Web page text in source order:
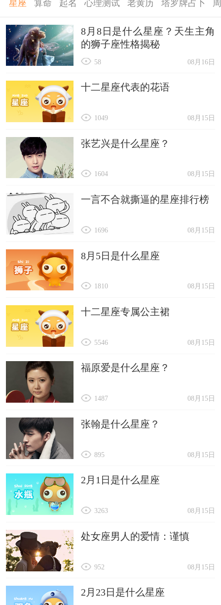
星座 算命 起名 心理测试 老黄历 塔罗牌占卜
8月8日是什么星座？天生主角
的狮子座性格揭秘
08月16日
58
十二星座代表的花语
08月15日
1049
张艺兴是什么星座？
08月15日
1604
一言不合就撕逼的星座排行榜
08月15日
1696
8月5日是什么星座
08月15日
1810
十二星座专属公主裙
08月15日
5546
福原爱是什么星座？
08月15日
1487
张翰是什么星座？
08月15日
895
2月1日是什么星座
08月15日
3263
处女座男人的爱情：谨慎
08月15日
952
2月23日是什么星座